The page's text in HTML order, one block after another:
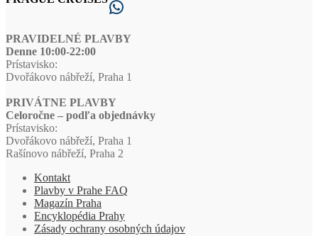
WhatsApp
PRAVIDELNÉ PLAVBY
Denne 10:00-22:00
Prístavisko:
Dvořákovo nábřeží, Praha 1
PRIVÁTNE PLAVBY
Celoročne – podľa objednávky
Prístavisko:
Dvořákovo nábřeží, Praha 1
Rašínovo nábřeží, Praha 2
Kontakt
Plavby v Prahe FAQ
Magazín Praha
Encyklopédia Prahy
Zásady ochrany osobných údajov